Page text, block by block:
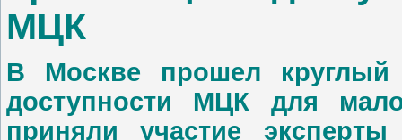
МЦК
В Москве прошел круглый
доступности МЦК для
приняли участие